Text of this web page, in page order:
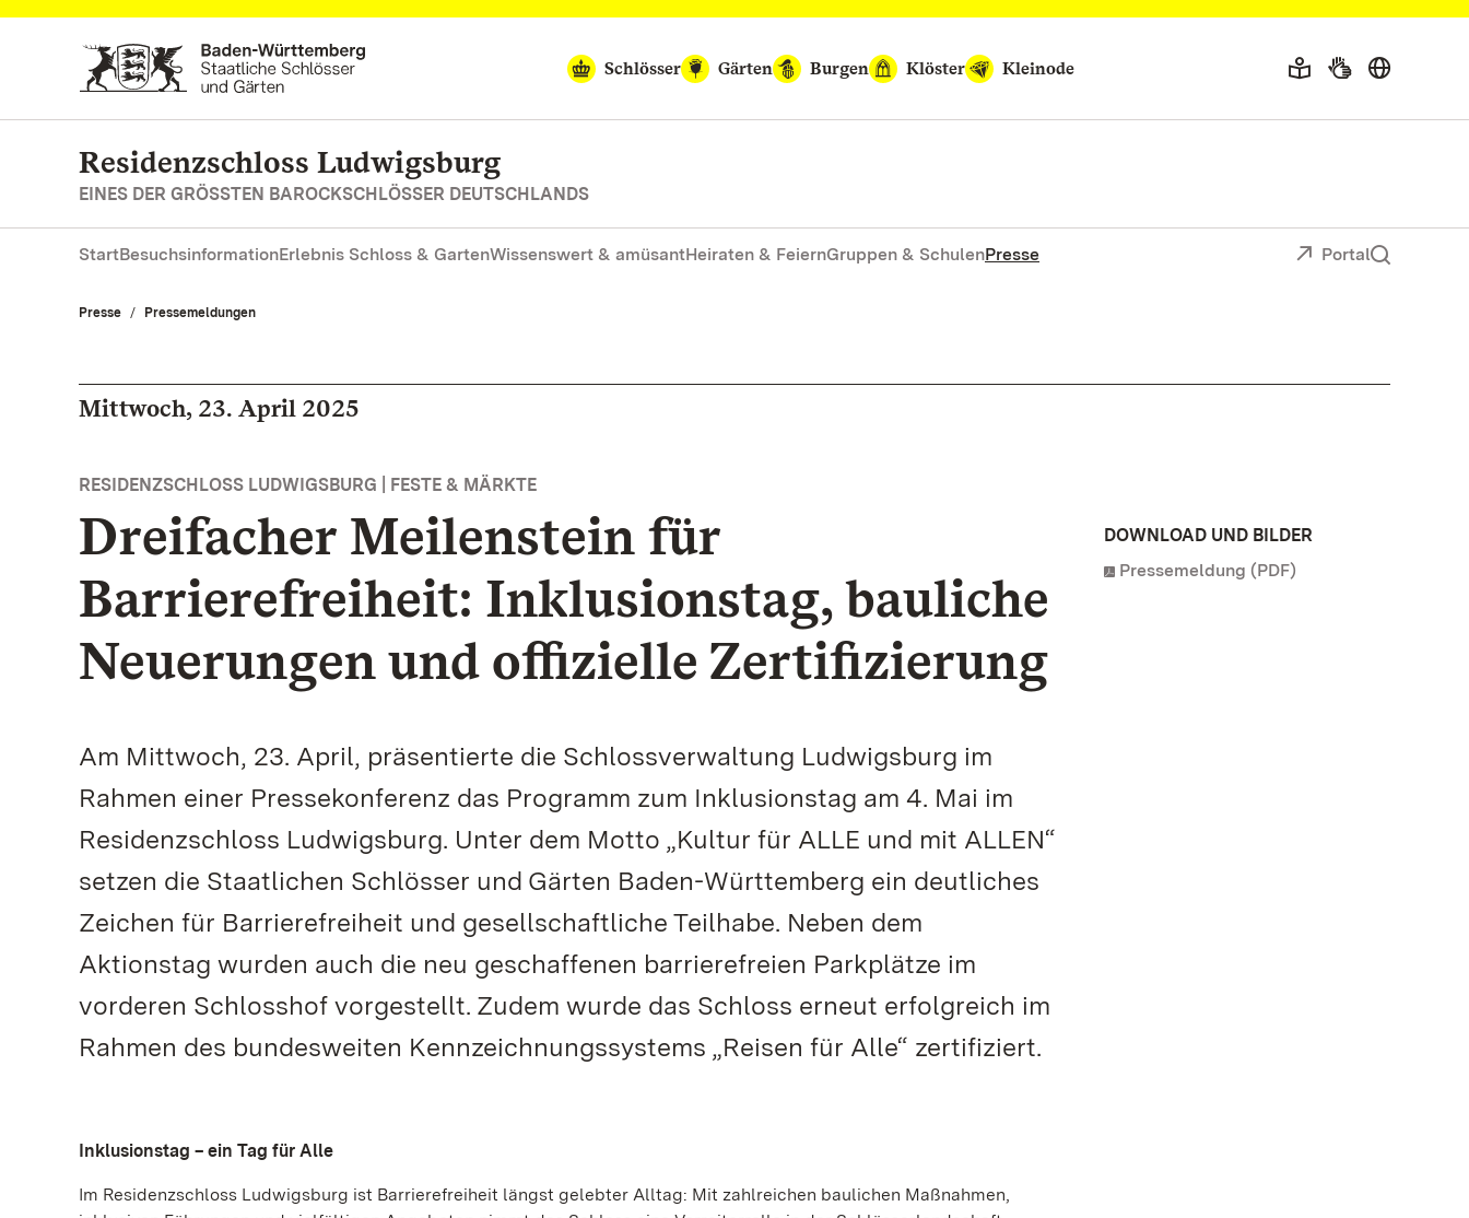
Zum Hauptinhalt springen
Schlösser
Gärten Burgen Klöster Kleinode
Residenzschloss Ludwigsburg
EINES DER GRÖSSTEN BAROCKSCHLÖSSER DEUTSCHLANDS
StartBesuchsinformationErlebnis Schloss & GartenWissenswert & amüsantHeiraten & FeiernGruppen & SchulenPresse Portal
Presse Pressemeldungen
Mittwoch, 23. April 2025
RESIDENZSCHLOSS LUDWIGSBURG | FESTE & MÄRKTE
Dreifacher Meilenstein für
Barrierefreiheit: Inklusionstag, bauliche
Neuerungen und offizielle Zertifizierung
Am Mittwoch, 23. April, präsentierte die Schlossverwaltung Ludwigsburg im
Rahmen einer Pressekonferenz das Programm zum Inklusionstag am 4. Mai im
Residenzschloss Ludwigsburg. Unter dem Motto „Kultur für ALLE und mit ALLEN“
setzen die Staatlichen Schlösser und Gärten Baden-Württemberg ein deutliches
Zeichen für Barrierefreiheit und gesellschaftliche Teilhabe. Neben dem
Aktionstag wurden auch die neu geschaffenen barrierefreien Parkplätze im
vorderen Schlosshof vorgestellt. Zudem wurde das Schloss erneut erfolgreich im
Rahmen des bundesweiten Kennzeichnungssystems „Reisen für Alle“ zertifiziert.
Inklusionstag – ein Tag für Alle
Im Residenzschloss Ludwigsburg ist Barrierefreiheit längst gelebter Alltag: Mit zahlreichen baulichen Maßnahmen,
DOWNLOAD UND BILDER
Pressemeldung (PDF)